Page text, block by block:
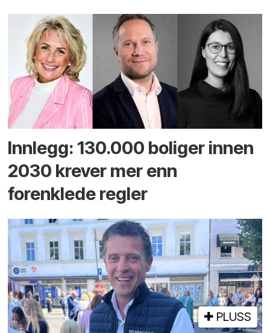
Innlegg: 130.000 boliger innen
2030 krever mer enn
forenklede regler
PLUSS